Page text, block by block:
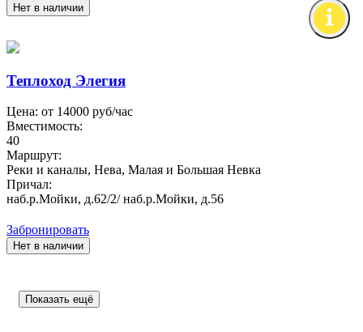
Нет в наличии
Теплоход Элегия
Цена: от 14000 руб/час
Вместимость:
40
Маршрут:
Реки и каналы, Нева, Малая и Большая Невка
Причал:
наб.р.Мойки, д.62/2/ наб.р.Мойки, д.56
Забронировать
Нет в наличии
Показать ещё